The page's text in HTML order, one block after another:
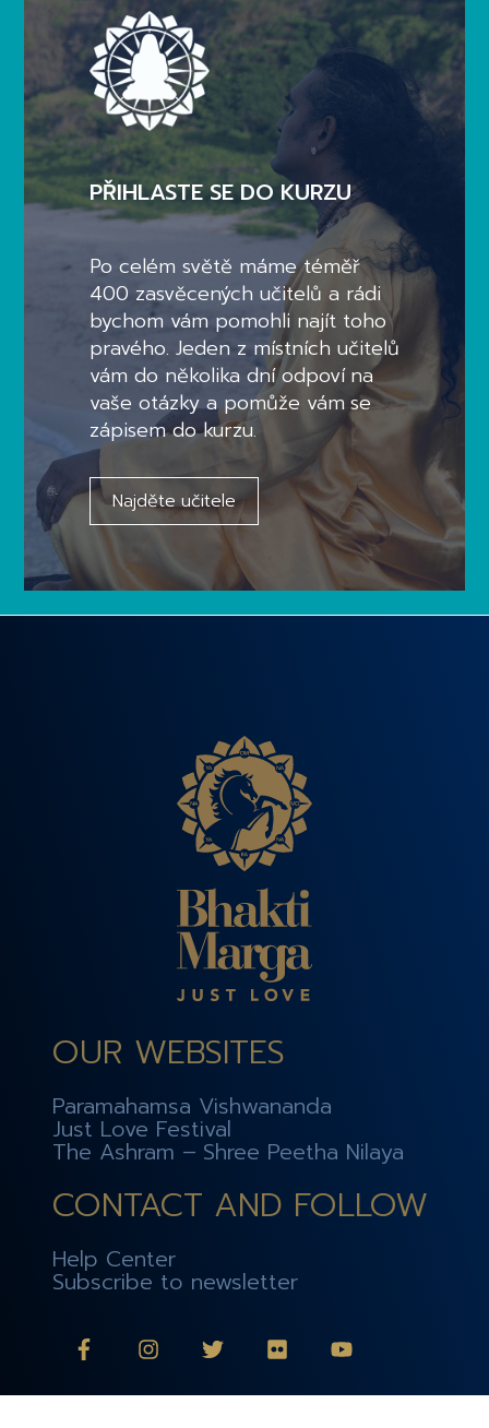
PŘIHLASTE SE DO KURZU
Po celém světě máme téměř
400 zasvěcených učitelů a rádi
bychom vám pomohli najít toho
pravého. Jeden z místních učitelů
vám do několika dní odpoví na
vaše otázky a pomůže vám se
zápisem do kurzu.
Najděte učitele
OUR WEBSITES
Paramahamsa Vishwananda
Just Love Festival
The Ashram – Shree Peetha Nilaya
CONTACT AND FOLLOW
Help Center
Subscribe to newsletter